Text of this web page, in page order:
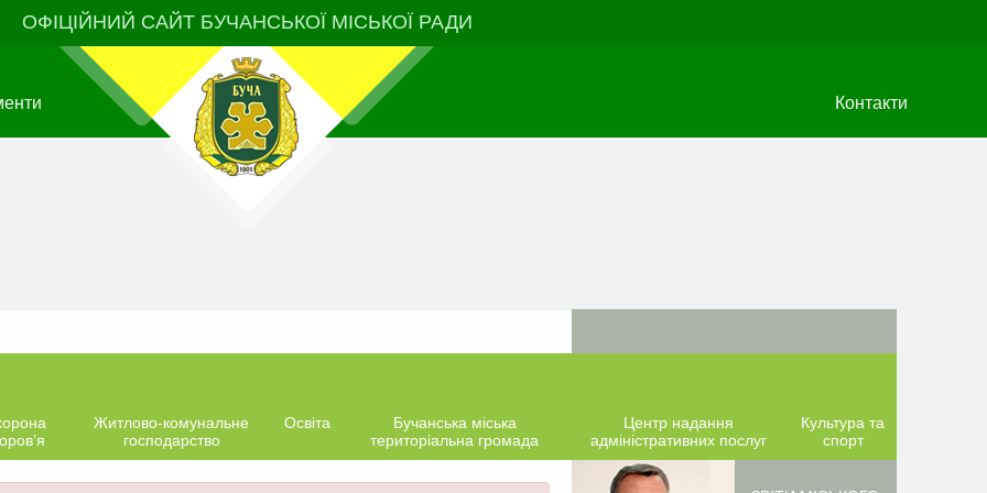
ОФІЦІЙНИЙ САЙТ БУЧАНСЬКОЇ МІСЬКОЇ РАДИ
Контакти
Житлово-комунальне
господарство
Освіта
Бучанська міська
територіальна громада
Центр надання
адміністративних послуг
Культура та
спорт